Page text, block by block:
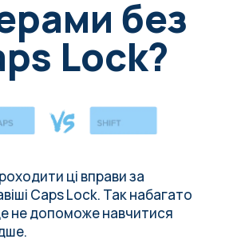
без
Lock?
ці вправи за
Caps Lock. Так набагато
не допоможе навчитися